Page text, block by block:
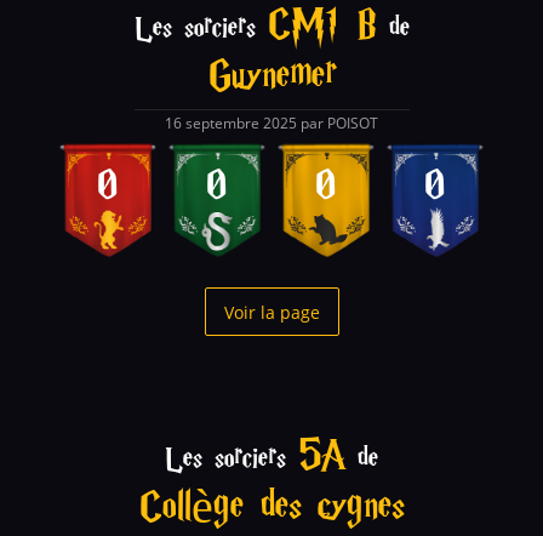
Les sorciers CM1 B de
Guynemer
16 septembre 2025 par POISOT
0 0 0 0
Voir la page
Les sorciers 5Ade
Collège des cygnes